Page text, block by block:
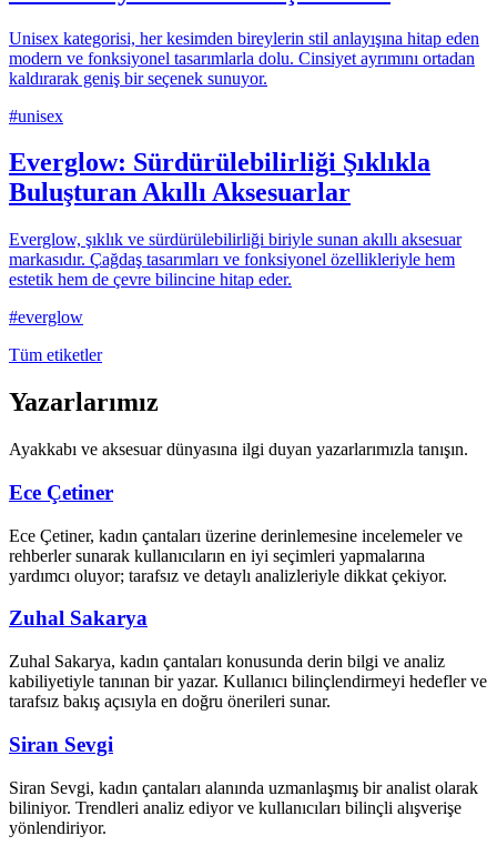
Unisex kategorisi, her kesimden bireylerin stil anlayışına hitap eden
modern ve fonksiyonel tasarımlarla dolu. Cinsiyet ayrımını ortadan
kaldırarak geniş bir seçenek sunuyor.
#unisex
Everglow: Sürdürülebilirliği Şıklıkla
Buluşturan Akıllı Aksesuarlar
Everglow, şıklık ve sürdürülebilirliği biriyle sunan akıllı aksesuar
markasıdır. Çağdaş tasarımları ve fonksiyonel özellikleriyle hem
estetik hem de çevre bilincine hitap eder.
#everglow
Tüm etiketler
Yazarlarımız
Ayakkabı ve aksesuar dünyasına ilgi duyan yazarlarımızla tanışın.
Ece Çetiner
Ece Çetiner, kadın çantaları üzerine derinlemesine incelemeler ve
rehberler sunarak kullanıcıların en iyi seçimleri yapmalarına
yardımcı oluyor; tarafsız ve detaylı analizleriyle dikkat çekiyor.
Zuhal Sakarya
Zuhal Sakarya, kadın çantaları konusunda derin bilgi ve analiz
kabiliyetiyle tanınan bir yazar. Kullanıcı bilinçlendirmeyi hedefler ve
tarafsız bakış açısıyla en doğru önerileri sunar.
Siran Sevgi
Siran Sevgi, kadın çantaları alanında uzmanlaşmış bir analist olarak
biliniyor. Trendleri analiz ediyor ve kullanıcıları bilinçli alışverişe
yönlendiriyor.